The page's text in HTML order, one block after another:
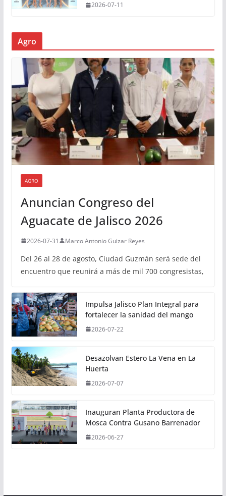
2026-07-11
Agro
AGRO
Anuncian Congreso del
Aguacate de Jalisco 2026
2026-07-31 Marco Antonio Guizar Reyes
Del 26 al 28 de agosto, Ciudad Guzmán será sede del
encuentro que reunirá a más de mil 700 congresistas,
Impulsa Jalisco Plan Integral para
fortalecer la sanidad del mango
2026-07-22
Desazolvan Estero La Vena en La
Huerta
2026-07-07
Inauguran Planta Productora de
Mosca Contra Gusano Barrenador
2026-06-27